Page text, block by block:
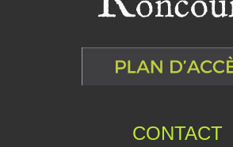
CONTACT